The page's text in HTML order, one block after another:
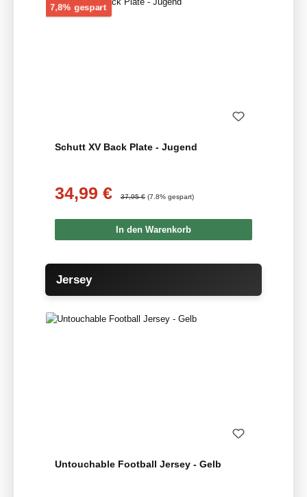
7,8% gespart Rabatt
Schutt XV Back Plate - Jugend
Verkaufspreis:
34,99 € 37,95 € (7.8% gespart)
In den Warenkorb
Produktgalerie überspringen
Jersey
Untouchable Football Jersey - Gelb